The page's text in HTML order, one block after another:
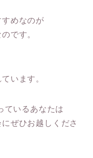
めなのが
のです。
います。
ているあなたは
ぜひお越しくださ